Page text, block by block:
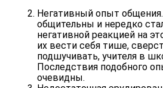
Негативный опыт общения
общительны и нередко
негативной реакцией на
их вести себя тише,
подшучивать, учителя в
Последствия подобного
очевидны.